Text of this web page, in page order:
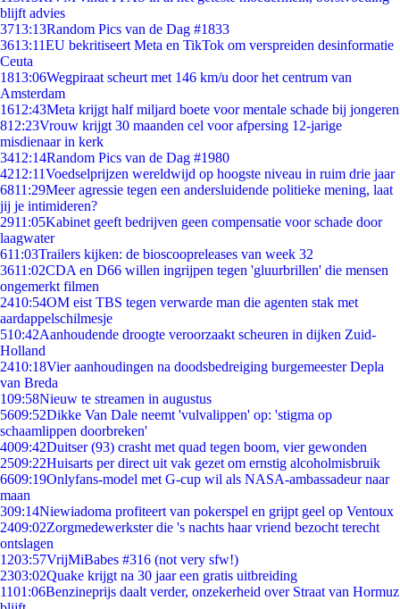
blijft advies
3713:13Random Pics van de Dag #1833
3613:11EU bekritiseert Meta en TikTok om verspreiden desinformatie
Ceuta
1813:06Wegpiraat scheurt met 146 km/u door het centrum van
Amsterdam
1612:43Meta krijgt half miljard boete voor mentale schade bij jongeren
812:23Vrouw krijgt 30 maanden cel voor afpersing 12-jarige
misdienaar in kerk
3412:14Random Pics van de Dag #1980
4212:11Voedselprijzen wereldwijd op hoogste niveau in ruim drie jaar
6811:29Meer agressie tegen een andersluidende politieke mening, laat
jij je intimideren?
2911:05Kabinet geeft bedrijven geen compensatie voor schade door
laagwater
611:03Trailers kijken: de bioscoopreleases van week 32
3611:02CDA en D66 willen ingrijpen tegen 'gluurbrillen' die mensen
ongemerkt filmen
2410:54OM eist TBS tegen verwarde man die agenten stak met
aardappelschilmesje
510:42Aanhoudende droogte veroorzaakt scheuren in dijken Zuid-
Holland
2410:18Vier aanhoudingen na doodsbedreiging burgemeester Depla
van Breda
109:58Nieuw te streamen in augustus
5609:52Dikke Van Dale neemt 'vulvalippen' op: 'stigma op
schaamlippen doorbreken'
4009:42Duitser (93) crasht met quad tegen boom, vier gewonden
2509:22Huisarts per direct uit vak gezet om ernstig alcoholmisbruik
6609:19Onlyfans-model met G-cup wil als NASA-ambassadeur naar
maan
309:14Niewiadoma profiteert van pokerspel en grijpt geel op Ventoux
2409:02Zorgmedewerkster die 's nachts haar vriend bezocht terecht
ontslagen
1203:57VrijMiBabes #316 (not very sfw!)
2303:02Quake krijgt na 30 jaar een gratis uitbreiding
1101:06Benzineprijs daalt verder, onzekerheid over Straat van Hormuz